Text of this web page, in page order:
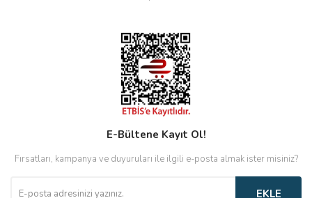
E-Bültene Kayıt Ol!
Fırsatları, kampanya ve duyuruları ile ilgili e-posta almak ister misiniz?
EKLE